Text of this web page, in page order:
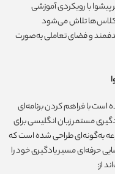
با رویکردی آموزشی
کلاس‌ها تلاش می‌شود
و فضای تعاملی به‌صورت
است با فراهم کردن برنامه‌ای
مستمر زبان انگلیسی برای
به‌گونه‌ای طراحی شده است که
حرفه‌ای مسیر یادگیری خود را
از: